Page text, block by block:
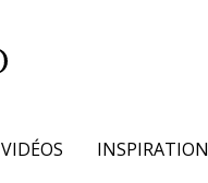
VIDÉOS INSPIRATION